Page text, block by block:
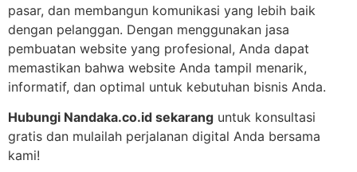
pasar, dan membangun komunikasi yang lebih baik
dengan pelanggan. Dengan menggunakan jasa
pembuatan website yang profesional, Anda dapat
memastikan bahwa website Anda tampil menarik,
informatif, dan optimal untuk kebutuhan bisnis Anda.
Hubungi Nandaka.co.id sekarang untuk konsultasi
gratis dan mulailah perjalanan digital Anda bersama
kami!